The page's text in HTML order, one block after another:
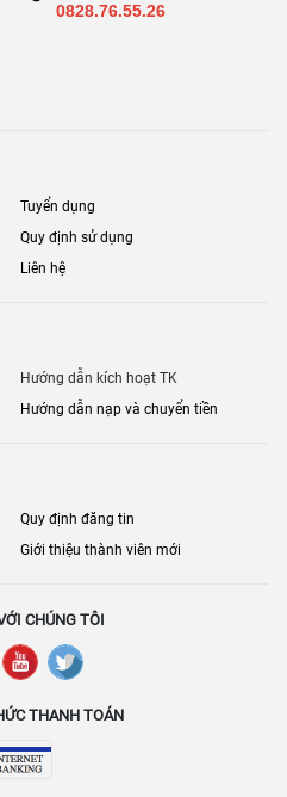
0828.76.55.26
Tuyển dụng
Quy định sử dụng
Liên hệ
Hướng dẫn kích hoạt TK
Hướng dẫn nạp và chuyển tiền
Quy định đăng tin
Giới thiệu thành viên mới
CHÚNG TÔI
THANH TOÁN